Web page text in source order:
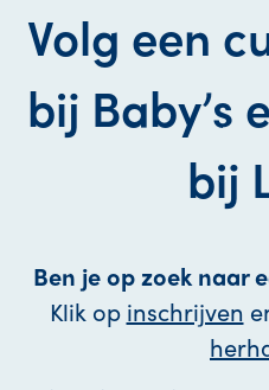
Volg een
bij Baby’s
bij
Ben je op zoek naar
Klik op inschrijven